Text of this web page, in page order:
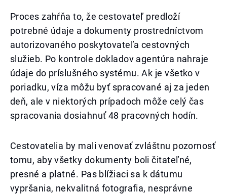
Proces zahŕňa to, že cestovateľ predloží
potrebné údaje a dokumenty prostredníctvom
autorizovaného poskytovateľa cestovných
služieb. Po kontrole dokladov agentúra nahraje
údaje do príslušného systému. Ak je všetko v
poriadku, víza môžu byť spracované aj za jeden
deň, ale v niektorých prípadoch môže celý čas
spracovania dosiahnuť 48 pracovných hodín.
Cestovatelia by mali venovať zvláštnu pozornosť
tomu, aby všetky dokumenty boli čitateľné,
presné a platné. Pas blížiaci sa k dátumu
vypršania, nekvalitná fotografia, nesprávne